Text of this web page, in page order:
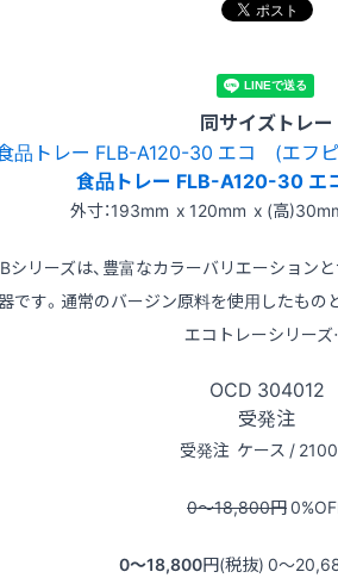
同サイズトレー
食品トレー FLB-A120-30
外寸：193mm x 120mm x (高
シリーズは、豊富なカラーバリエーション
です。通常のバージン原料を使用したもの
エコトレーシリー
OCD 304012
受発注
受発注 ケース /
0〜18,800円0
0〜18,800円(税抜) 0〜